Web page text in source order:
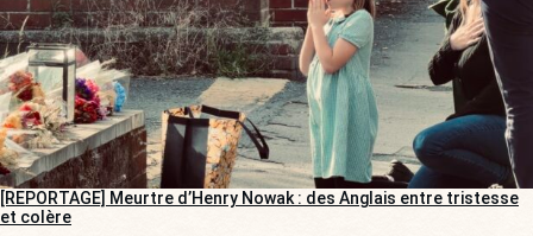
[REPORTAGE] Meurtre d’Henry Nowak : des Anglais entre tristesse
et colère